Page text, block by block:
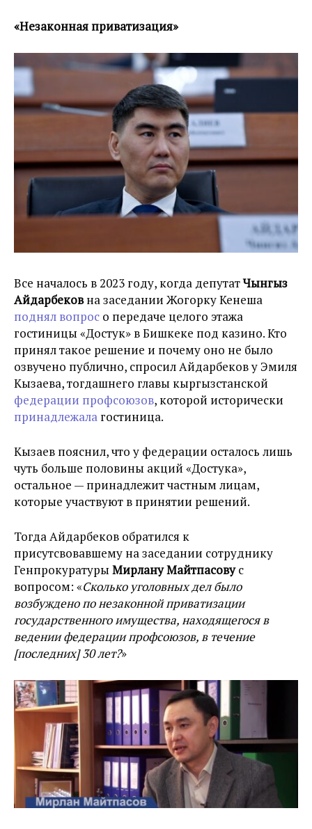
«Незаконная приватизация»
Все началось в 2023 году, когда депутатЧынгыз
Айдарбековна заседании Жогорку Кенеша
поднял вопрос о передаче целого этажа
гостиницы «Достук» в Бишкеке под казино.Кто
принял такое решение и почему оно не было
озвучено публично, спросил Айдарбеков у Эмиля
Кызаева, тогдашнего главы кыргызстанской
федерации профсоюзов, которой исторически
принадлежала гостиница.
Кызаев пояснил, что у федерации осталось лишь
чуть больше половины акций «Достука»,
остальное — принадлежит частным лицам,
которые участвуют в принятии решений.
Тогда Айдарбеков обратился к
присутсвовавшему на заседании сотруднику
Генпрокуратуры Мирлану Майтпасовус
вопросом: «Сколько уголовных дел было
возбуждено по незаконной приватизации
государственного имущества, находящегося в
ведении федерации профсоюзов, в течение
[последних] 30 лет?»